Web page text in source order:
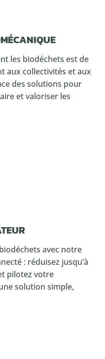
les biodéchets est de
aux collectivités et aux
des solutions pour
et valoriser les
avec notre
: réduisez jusqu’à
pilotez votre
solution simple,